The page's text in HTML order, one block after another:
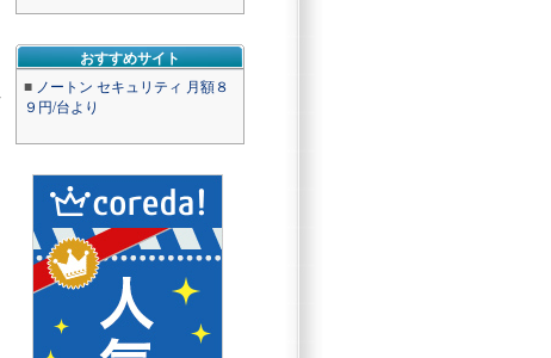
おすすめサイト
■ ノートン セキュリティ 月額８
９円/台より